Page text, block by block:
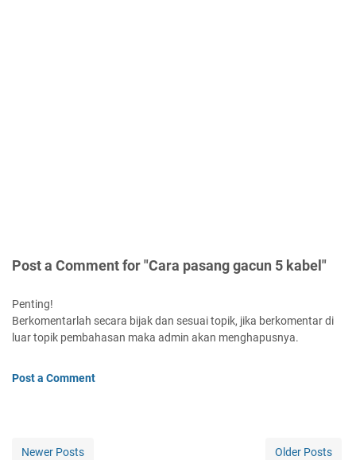
Post a Comment for "Cara pasang gacun 5 kabel"
Penting!
Berkomentarlah secara bijak dan sesuai topik, jika berkomentar di
luar topik pembahasan maka admin akan menghapusnya.
Post a Comment
Newer Posts Older Posts